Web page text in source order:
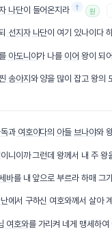
나단이 들어온지라 † 원
선지자 나단이 여기 있나이다
아도니야가 나를 이어 왕이 되
송아지 와 양을 많이 잡고 왕의
과 여호야다의 아들 브나야와
니이까 그런데 왕께서 내 주 왕
바를 내 앞으로 부르라 하매 그
에서 구하신 여호와께서 살아
여호와를 가리켜 네게 맹세하여